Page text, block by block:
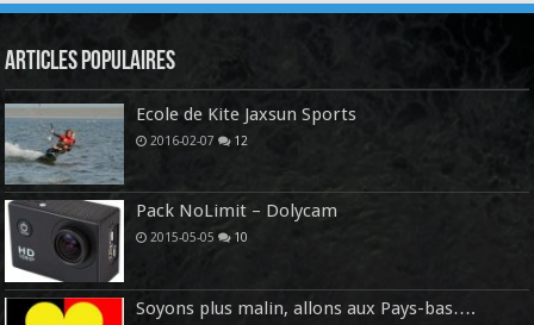
Articles Populaires
Ecole de Kite Jaxsun Sports
2016-02-07 12
Pack NoLimit – Dolycam
2015-05-05 10
Soyons plus malin, allons aux Pays-bas….